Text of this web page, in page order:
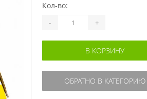
Кол-во:
- +
В КОРЗИНУ
ОБРАТНО В КАТЕГОРИЮ